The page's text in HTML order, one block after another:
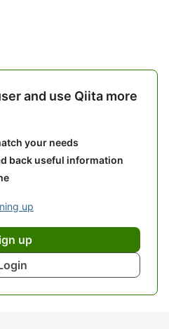
and use Qiita more
your needs
back useful information
up
up